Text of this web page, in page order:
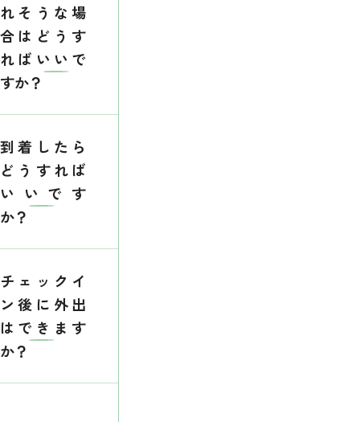
れそうな場
合はどうす
ればいいで
すか？
到着したら
どうすれば
いいです
か？
チェックイ
ン後に外出
はできます
か？